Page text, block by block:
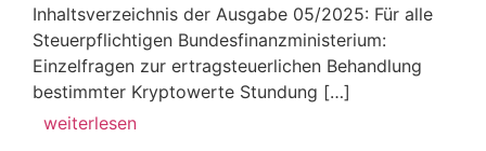
Inhaltsverzeichnis der Ausgabe 05/2025: Für alle
Steuerpflichtigen Bundesfinanzministerium:
Einzelfragen zur ertragsteuerlichen Behandlung
bestimmter Kryptowerte Stundung […]
weiterlesen